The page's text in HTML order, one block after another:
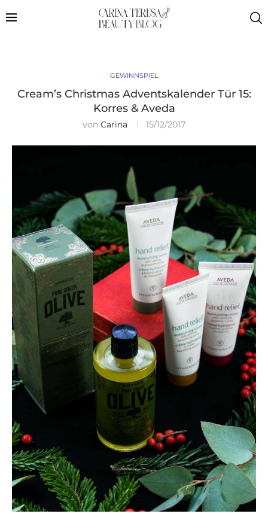
GEWINNSPIEL
Cream’s Christmas Adventskalender Tür 15:
Korres & Aveda
von Carina 15/12/2017